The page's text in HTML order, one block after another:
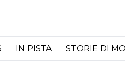
IN PISTA STORIE DI